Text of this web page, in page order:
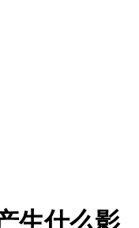
生什么影